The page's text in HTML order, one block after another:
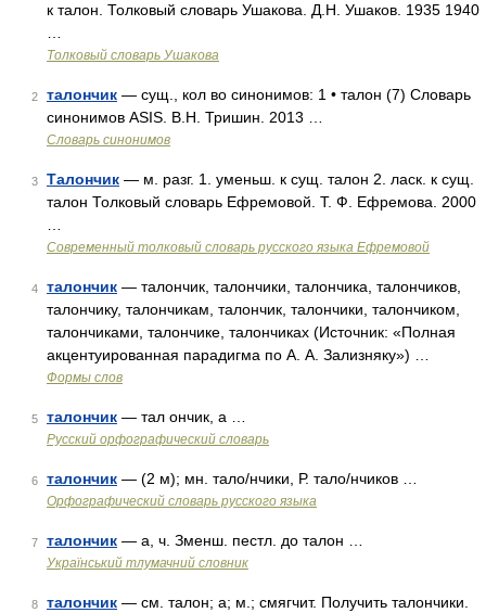
к талон. Толковый словарь Ушакова. Д.Н. Ушаков. 1935 1940
Толковый словарь Ушакова
2 талончик — сущ., кол во синонимов: 1 • талон (7) Словарь
синонимов ASIS. В.Н. Тришин. 2013 …
Словарь синонимов
3 Талончик — м. разг. 1. уменьш. к сущ. талон 2. ласк. к сущ.
талон Толковый словарь Ефремовой. Т. Ф. Ефремова. 2000
Современный толковый словарь русского языка Ефремовой
4 талончик — талончик, талончики, талончика, талончиков,
талончику, талончикам, талончик, талончики, талончиком,
талончиками, талончике, талончиках (Источник: «Полная
акцентуированная парадигма по А. А. Зализняку») …
Формы слов
5 талончик — тал ончик, а …
Русский орфографический словарь
6 талончик — (2 м); мн. тало/нчики, Р. тало/нчиков …
Орфографический словарь русского языка
7 талончик — а, ч. Зменш. пестл. до талон …
Український тлумачний словник
8 талончик — см. талон; а; м.; смягчит. Получить талончики.